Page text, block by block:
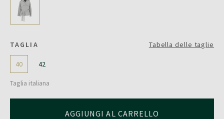
TAGLIA Tabella delle taglie
40 42
Taglia italiana
AGGIUNGI AL CARRELLO